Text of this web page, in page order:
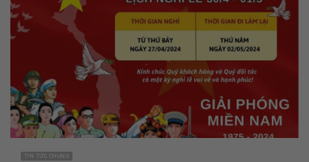
TIN TỨC CHUNG